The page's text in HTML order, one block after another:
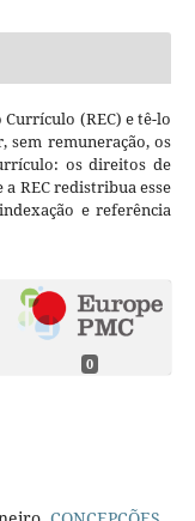
(REC) e tê-lo
sem remuneração, os
os direitos de
REC redistribua esse
e referência
0